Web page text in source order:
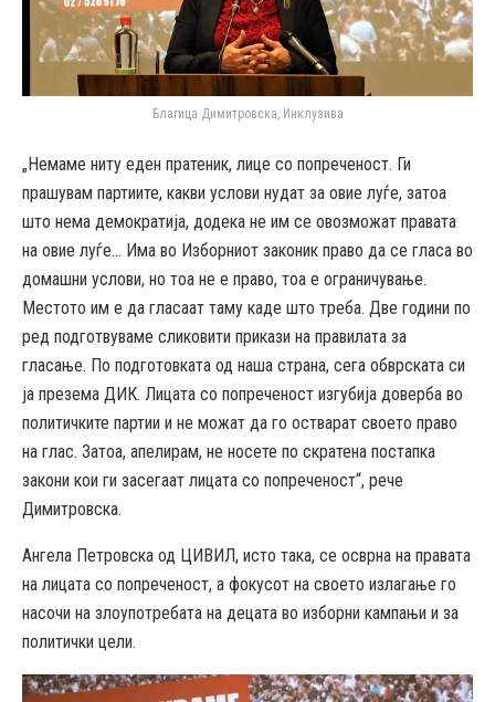
Благица Димитровска, Инклузива
„Немаме ниту еден пратеник, лице со попреченост. Ги
прашувам партиите, какви услови нудат за овие луѓе, затоа
што нема демократија, додека не им се овозможат правата
на овие луѓе… Има во Изборниот законик право да се гласа во
домашни услови, но тоа не е право, тоа е ограничување.
Местото им е да гласаат таму каде што треба. Две години по
ред подготвуваме сликовити прикази на правилата за
гласање. По подготовката од наша страна, сега обврската си
ја презема ДИК. Лицата со попреченост изгубија доверба во
политичките партии и не можат да го остварат своето право
на глас. Затоа, апелирам, не носете по скратена постапка
закони кои ги засегаат лицата со попреченост“, рече
Димитровска.
Ангела Петровска од ЦИВИЛ, исто така, се осврна на правата
на лицата со попреченост, а фокусот на своето излагање го
насочи на злоупотребата на децата во изборни кампањи и за
политички цели.